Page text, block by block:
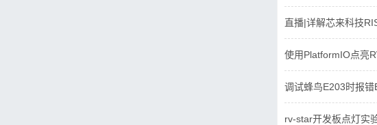
直播|详解芯来科技
使用PlatformIO点亮
调试蜂鸟E203时报
rv-star开发板点灯实